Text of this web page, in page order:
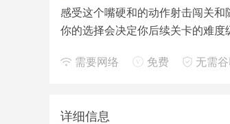
感受这个嘴硬和的动作射击闯关和
你的选择会决定你后续关卡的难度
需要网络 免费 无需
详细信息